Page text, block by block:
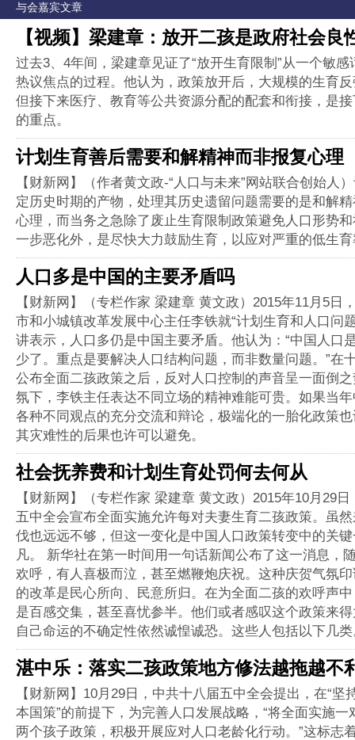
与会嘉宾文章
【视频】梁建章：放开二孩是政府社会良
过去3、4年间，梁建章见证了“放开生育限制”从一个敏
热议焦点的过程。他认为，政策放开后，大规模的生育
但接下来医疗、教育等公共资源分配的配套和衔接，是
的重点。
计划生育善后需要和解精神而非报复心理
【财新网】（作者黄文政-“人口与未来”网站联合创始人
定历史时期的产物，处理其历史遗留问题需要的是和解
心理，而当务之急除了废止生育限制政策避免人口形势
一步恶化外，是尽快大力鼓励生育，以应对严重的低生
人口多是中国的主要矛盾吗
【财新网】（专栏作家 梁建章 黄文政）2015年11月5日
市和小城镇改革发展中心主任李铁就“计划生育和人口问
讲表示，人口多仍是中国主要矛盾。他认为：“中国人口
少了。重点是要解决人口结构问题，而非数量问题。”在
公布全面二孩政策之后，反对人口控制的声音呈一面倒
氛下，李铁主任表达不同立场的精神难能可贵。如果当
各种不同观点的充分交流和辩论，极端化的一胎化政策
其灾难性的后果也许可以避免。
社会抚养费和计划生育处罚何去何从
【财新网】（专栏作家 梁建章 黄文政）2015年10月29
五中全会宣布全面实施允许每对夫妻生育二孩政策。虽
伐也远远不够，但这一变化是中国人口政策转变中的关
凡。 新华社在第一时间用一句话新闻公布了这一消息，
欢呼，有人喜极而泣，甚至燃鞭炮庆祝。这种庆贺气氛
的改革是民心所向、民意所归。在为全面二孩的欢呼声
是百感交集，甚至喜忧参半。他们或者感叹这个政策来
自己命运的不确定性依然诚惶诚恐。这些人包括以下几
湛中乐：落实二孩政策地方修法越拖越不
【财新网】10月29日，中共十八届五中全会提出，在“坚
本国策”的前提下，为完善人口发展战略，“将全面实施一
两个孩子政策，积极开展应对人口老龄化行动。”这标志